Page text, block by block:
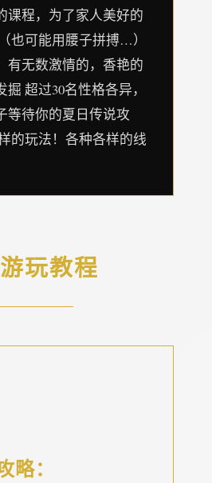
课程，为了家人美好的
也可能用腰子拼搏…）
有无数激情的，香艳的
超过30名性格各异，
等待你的夏日传说攻
的玩法！各种各样的线
玩教程
略：